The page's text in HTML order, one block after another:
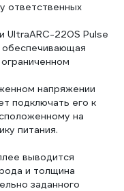
ответственных
UltraARC-220S Pulse
обеспечивающая
напряжении
подключать его к
на
питания.
выводится
и толщина
заданного